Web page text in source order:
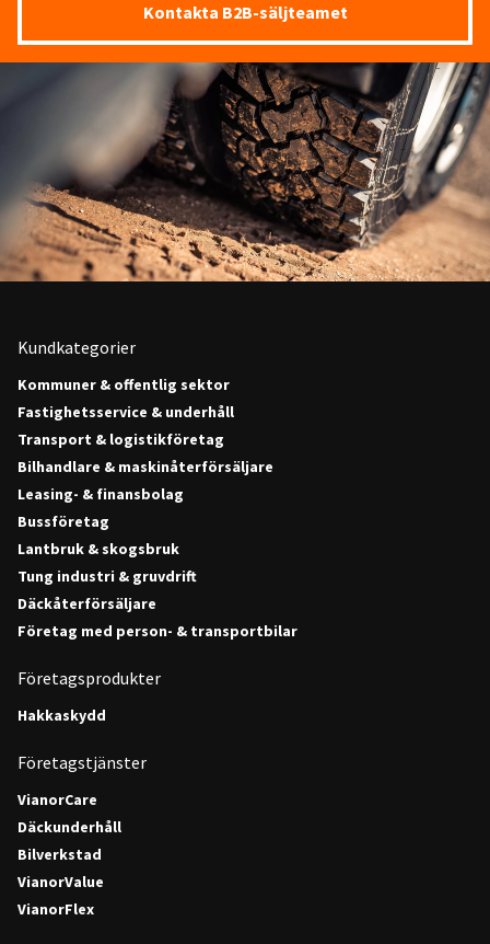
Kontakta B2B-säljteamet
Kundkategorier
Kommuner & offentlig sektor
Fastighetsservice & underhåll
Transport & logistikföretag
Bilhandlare & maskinåterförsäljare
Leasing- & finansbolag
Bussföretag
Lantbruk & skogsbruk
Tung industri & gruvdrift
Däckåterförsäljare
Företag med person- & transportbilar
Företagsprodukter
Hakkaskydd
Företagstjänster
VianorCare
Däckunderhåll
Bilverkstad
VianorValue
VianorFlex